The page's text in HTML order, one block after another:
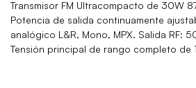
Transmisor FM Ultracompacto de 30W
Potencia de salida continuamente
analógico L&R, Mono, MPX. Salida RF:
Tensión principal de rango completo de